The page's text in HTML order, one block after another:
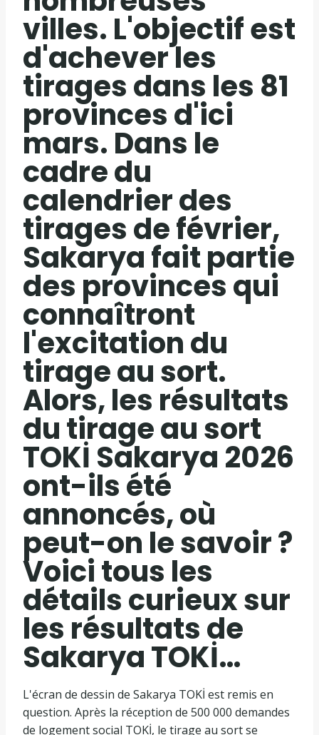
villes. L'objectif est
d'achever les
tirages dans les 81
provinces d'ici
mars. Dans le
cadre du
calendrier des
tirages de février,
Sakarya fait partie
des provinces qui
connaîtront
l'excitation du
tirage au sort.
Alors, les résultats
du tirage au sort
TOKİ Sakarya 2026
ont-ils été
annoncés, où
peut-on le savoir ?
Voici tous les
détails curieux sur
les résultats de
Sakarya TOKİ…
L'écran de dessin de Sakarya TOKİ est remis en
question. Après la réception de 500 000 demandes
de logement social TOKİ, le tirage au sort se